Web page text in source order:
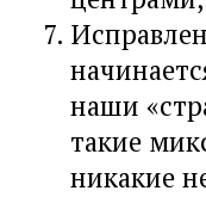
наши
такие
никакие